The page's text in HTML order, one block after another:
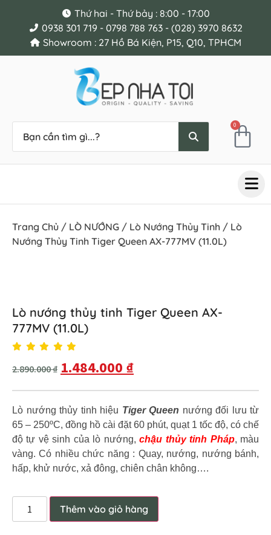
Thứ hai - Thứ bảy : 8:00 - 17:00
0938 301 719 - 0798 788 763 - (028) 3970 8632
Showroom : 27 Hồ Bá Kiện, P15, Q10, TPHCM
0
Trang Chủ / LÒ NƯỚNG / Lò Nướng Thủy Tinh / Lò
Nướng Thủy Tinh Tiger Queen AX-777MV (11.0L)
Lò nướng thủy tinh Tiger Queen AX-
777MV (11.0L)
2.890.000₫ 1.484.000 ₫
Lò nướng thủy tinh hiệu Tiger Queen nướng đối lưu từ
65 – 250ºC, đồng hồ cài đặt 60 phút, quạt 1 tốc độ, có chế
độ tự vệ sinh của lò nướng,chậu thủy tinh Pháp, màu
vàng. Có nhiều chức năng : Quay, nướng, nướng bánh,
hấp, khử nước, xả đông, chiên chân không….
Thêm vào giỏ hàng